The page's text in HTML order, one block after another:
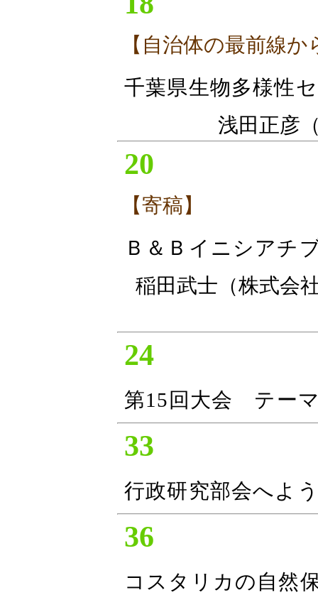
【自治体の最前線か
千葉県生物多様性
浅田正彦
20
【寄稿】
Ｂ＆Ｂイニシアチ
稲田武士（株式会
24
第15回大会 テー
33
行政研究部会へよ
36
コスタリカの自然